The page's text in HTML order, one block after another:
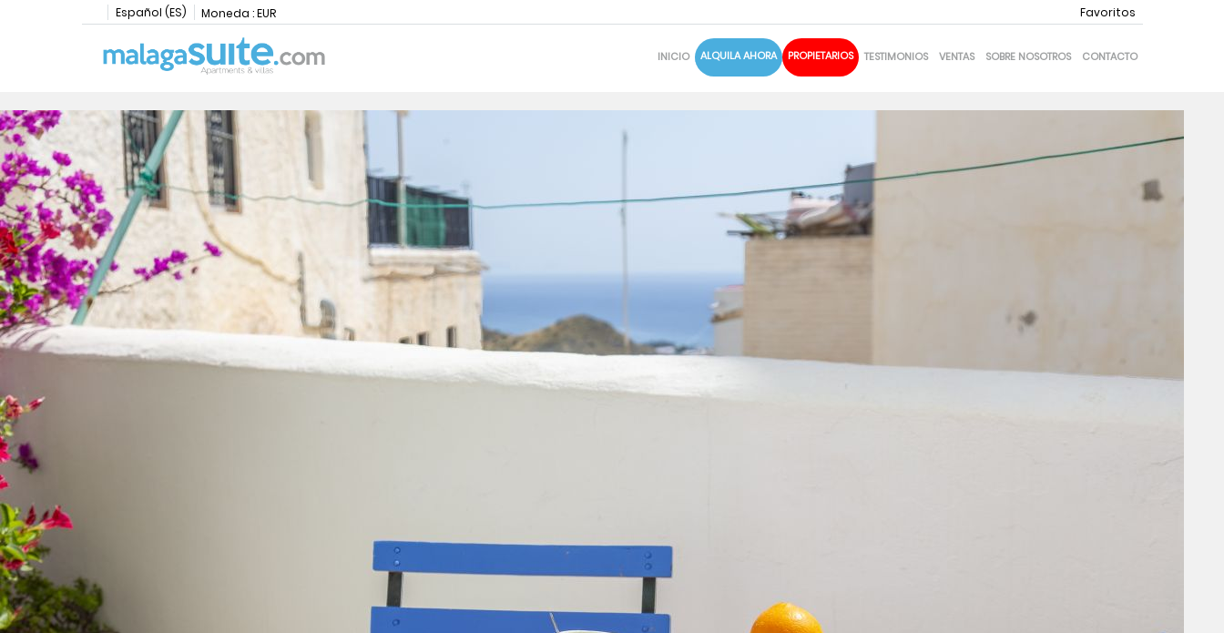
Español (ES) Moneda : EUR Favoritos
INICIO ALQUILA AHORA PROPIETARIOS TESTIMONIOS VENTAS SOBRE NOSOTROS CONTACTO